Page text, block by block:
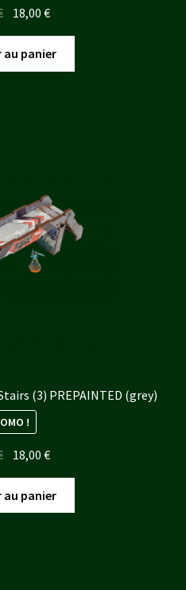
Le
prix
initial
était :
18,00€Le
prix
actuel
est :
panier
(3) PREPAINTED (grey)
!
Le
initial
était :
18,00€Le
actuel
est :
panier